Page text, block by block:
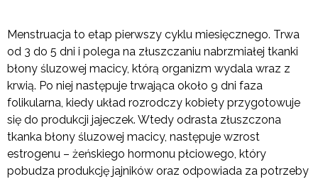
Menstruacja to etap pierwszy cyklu miesięcznego. Trwa
od 3 do 5 dni i polega na złuszczaniu nabrzmiałej tkanki
błony śluzowej macicy, którą organizm wydala wraz z
krwią. Po niej następuje trwająca około 9 dni faza
folikularna, kiedy układ rozrodczy kobiety przygotowuje
się do produkcji jajeczek. Wtedy odrasta złuszczona
tkanka błony śluzowej macicy, następuje wzrost
estrogenu – żeńskiego hormonu płciowego, który
pobudza produkcję jajników oraz odpowiada za potrzeby